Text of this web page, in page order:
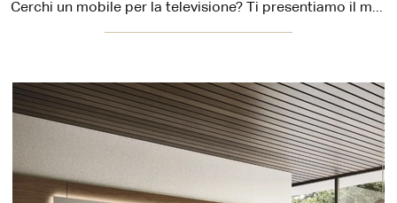
Cerchi un mobile per la televisione? Ti presentiamo il modello Pannello TV di Sangiacomo in laccato opaco, pensato per spazi moderni.